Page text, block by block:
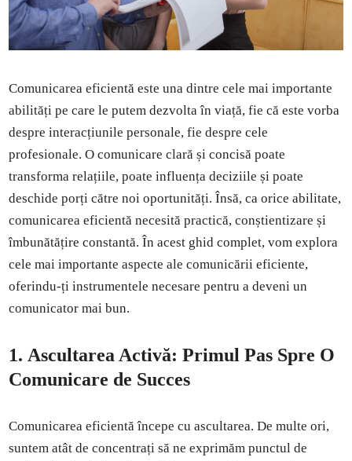
Comunicarea eficientă este una dintre cele mai importante
abilități pe care le putem dezvolta în viață, fie că este vorba
despre interacțiunile personale, fie despre cele
profesionale. O comunicare clară și concisă poate
transforma relațiile, poate influența deciziile și poate
deschide porți către noi oportunități. Însă, ca orice abilitate,
comunicarea eficientă necesită practică, conștientizare și
îmbunătățire constantă. În acest ghid complet, vom explora
cele mai importante aspecte ale comunicării eficiente,
oferindu-ți instrumentele necesare pentru a deveni un
comunicator mai bun.
1. Ascultarea Activă: Primul Pas Spre O
Comunicare de Succes
Comunicarea eficientă începe cu ascultarea. De multe ori,
suntem atât de concentrați să ne exprimăm punctul de